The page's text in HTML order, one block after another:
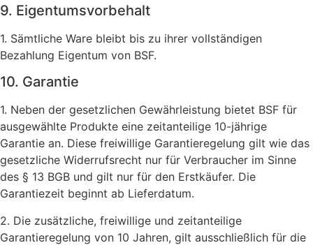
9. Eigentumsvorbehalt
1. Sämtliche Ware bleibt bis zu ihrer vollständigen
Bezahlung Eigentum von BSF.
10. Garantie
1. Neben der gesetzlichen Gewährleistung bietet BSF für
ausgewählte Produkte eine zeitanteilige 10-jährige
Garantie an. Diese freiwillige Garantieregelung gilt wie das
gesetzliche Widerrufsrecht nur für Verbraucher im Sinne
des § 13 BGB und gilt nur für den Erstkäufer. Die
Garantiezeit beginnt ab Lieferdatum.
2. Die zusätzliche, freiwillige und zeitanteilige
Garantieregelung von 10 Jahren, gilt ausschließlich für die